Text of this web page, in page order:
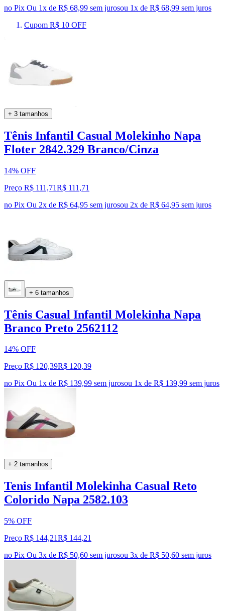
no Pix Ou 1x de R$ 68,99 sem jurosou 1x de R$ 68,99 sem juros
Cupom R$ 10 OFF
+ 3 tamanhos
Tênis Infantil Casual Molekinho Napa
Floter 2842.329 Branco/Cinza
14% OFF
Preço R$ 111,71R$ 111 ,71
no Pix Ou 2x de R$ 64,95 sem jurosou 2x de R$ 64,95 sem juros
+ 6 tamanhos
Tênis Casual Infantil Molekinha Napa
Branco Preto 2562112
14% OFF
Preço R$ 120,39R$ 120,39
no Pix Ou 1x de R$ 139,99 sem jurosou 1x de R$ 139,99 sem juros
+ 2 tamanhos
Tenis Infantil Molekinha Casual Reto
Colorido Napa 2582.103
5% OFF
Preço R$ 144,21R$ 144,21
no Pix Ou 3x de R$ 50,60 sem jurosou 3x de R$ 50,60 sem juros